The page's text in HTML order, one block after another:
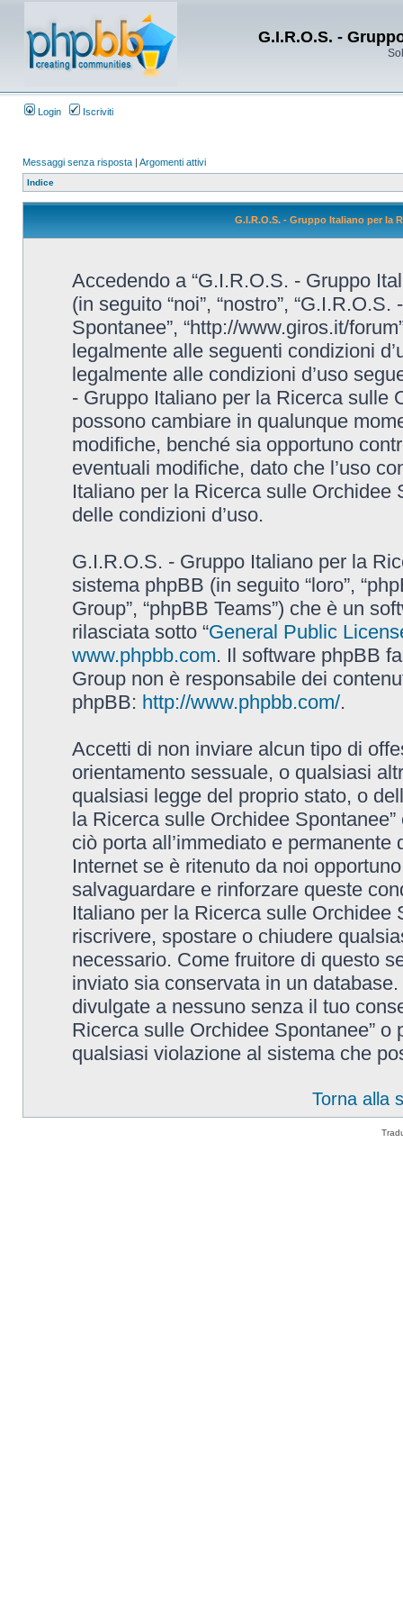
G.I.R.O.S. -
Login Iscriviti
Messaggi senza risposta | Argomenti attivi
Indice
G.I.R.O.S. - Gruppo Italiano per la
Accedendo a “G.I.R.O.S. - Gruppo
(in seguito “noi”, “nostro”,
Spontanee”, “http://www.giros.it/
legalmente alle seguenti condizioni
legalmente alle condizioni d’uso
- Gruppo Italiano per la Ricerca sulle
possono cambiare in qualunque
modifiche, benché sia opportuno
eventuali modifiche, dato che l’uso
Italiano per la Ricerca sulle Orchidee
delle condizioni d’uso.
G.I.R.O.S. - Gruppo Italiano per la
sistema phpBB (in seguito “loro”,
Group”, “phpBB Teams”) che è un
rilasciata sotto “General Public
www.phpbb.com. Il software phpBB
Group non è responsabile dei
phpBB: http://www.phpbb.com/.
Accetti di non inviare alcun tipo di
orientamento sessuale, o qualsiasi
qualsiasi legge del proprio stato, o
la Ricerca sulle Orchidee
ciò porta all’immediato e
Internet se è ritenuto da noi
salvaguardare e rinforzare queste
Italiano per la Ricerca sulle Orchidee
riscrivere, spostare o chiudere
necessario. Come fruitore di questo
inviato sia conservata in un
divulgate a nessuno senza il tuo
Ricerca sulle Orchidee Spontanee”
qualsiasi violazione al sistema che
Torna alla